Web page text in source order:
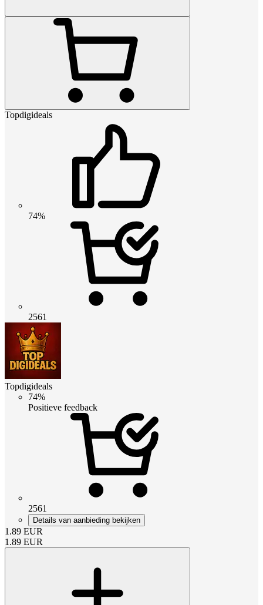
Topdigideals
74%
2561
Topdigideals
74%
Positieve feedback
2561
Details van aanbieding bekijken
1.89 EUR
1.89 EUR